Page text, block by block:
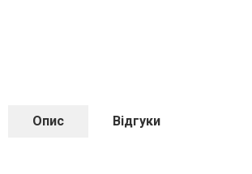
Опис Відгуки